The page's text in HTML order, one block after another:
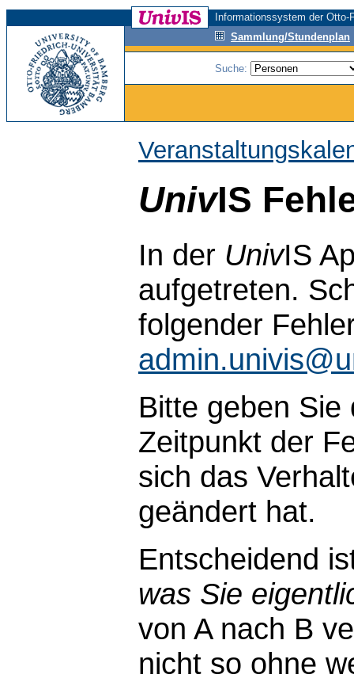
Informationssystem der
Sammlung/Stundenplan
Suche:
UnivIS
In der UnivIS
aufgetreten.
folgender
Bitte geben
Zeitpunkt der
sich das
geändert hat.
Entscheidend
was Sie
von A nach B
nicht so ohne